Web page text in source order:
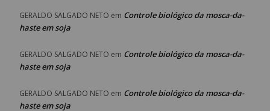
GERALDO SALGADO NETO em Controle biológico da mosca-da-
haste em soja
GERALDO SALGADO NETO em Controle biológico da mosca-da-
haste em soja
GERALDO SALGADO NETO em Controle biológico da mosca-da-
haste em soja